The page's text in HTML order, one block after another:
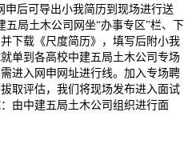
申后可导出小我简历到现场进行送
局土木公司网坐“办事专区”栏、下
下载《尺度简历》，填写后附小我
单到各高校中建五局土木公司专场
进入网申网址进行线。加入专场聘
取评估，我们将现场发布进入面试
由中建五局土木公司组织进行面